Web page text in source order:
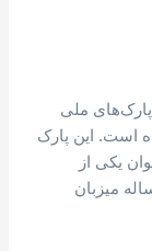
پارک‌های ملی
است. این پارک
به عنوان یکی از
میزبان